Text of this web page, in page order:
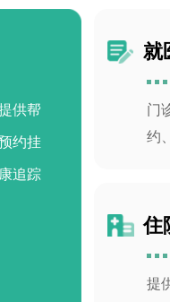
供帮
约挂
追踪
就
门
约
住
提